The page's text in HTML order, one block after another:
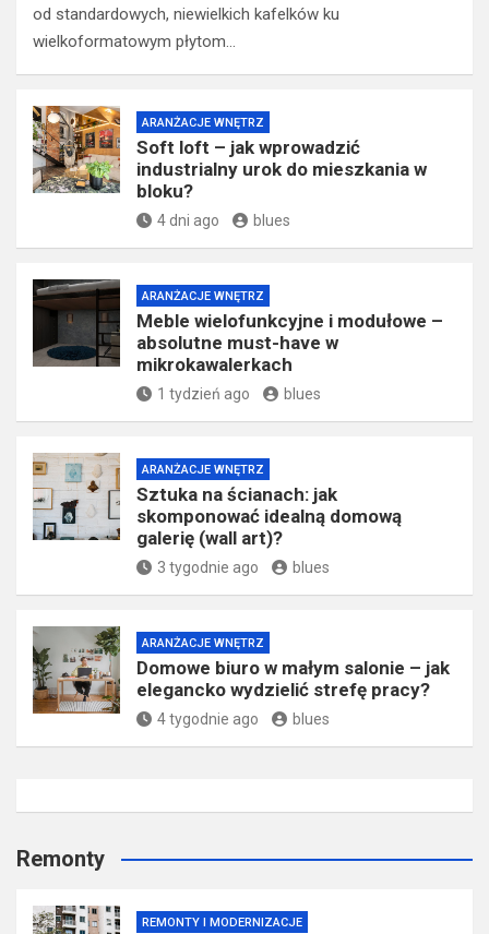
od standardowych, niewielkich kafelków ku
wielkoformatowym płytom…
ARANŻACJE WNĘTRZ
Soft loft – jak wprowadzić
industrialny urok do mieszkania w
bloku?
4 dni ago blues
ARANŻACJE WNĘTRZ
Meble wielofunkcyjne i modułowe –
absolutne must-have w
mikrokawalerkach
1 tydzień ago blues
ARANŻACJE WNĘTRZ
Sztuka na ścianach: jak
skomponować idealną domową
galerię (wall art)?
3 tygodnie ago blues
ARANŻACJE WNĘTRZ
Domowe biuro w małym salonie – jak
elegancko wydzielić strefę pracy?
4 tygodnie ago blues
Remonty
REMONTY I MODERNIZACJE